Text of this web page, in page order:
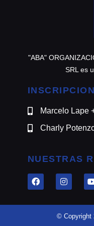
"ABA"
SRL es
Marcelo Lape
Charly
NUESTRAS
© Copyright